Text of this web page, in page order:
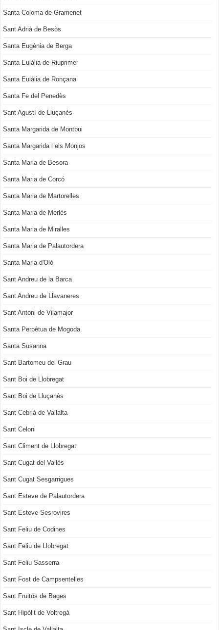
Santa Coloma de Gramenet
Sant Adrià de Besòs
Santa Eugènia de Berga
Santa Eulàlia de Riuprimer
Santa Eulàlia de Ronçana
Santa Fe del Penedès
Sant Agustí de Lluçanès
Santa Margarida de Montbui
Santa Margarida i els Monjos
Santa Maria de Besora
Santa Maria de Corcó
Santa Maria de Martorelles
Santa Maria de Merlès
Santa Maria de Miralles
Santa Maria de Palautordera
Santa Maria d'Oló
Sant Andreu de la Barca
Sant Andreu de Llavaneres
Sant Antoni de Vilamajor
Santa Perpètua de Mogoda
Santa Susanna
Sant Bartomeu del Grau
Sant Boi de Llobregat
Sant Boi de Lluçanès
Sant Cebrià de Vallalta
Sant Celoni
Sant Climent de Llobregat
Sant Cugat del Vallès
Sant Cugat Sesgarrigues
Sant Esteve de Palautordera
Sant Esteve Sesrovires
Sant Feliu de Codines
Sant Feliu de Llobregat
Sant Feliu Sasserra
Sant Fost de Campsentelles
Sant Fruitós de Bages
Sant Hipòlit de Voltregà